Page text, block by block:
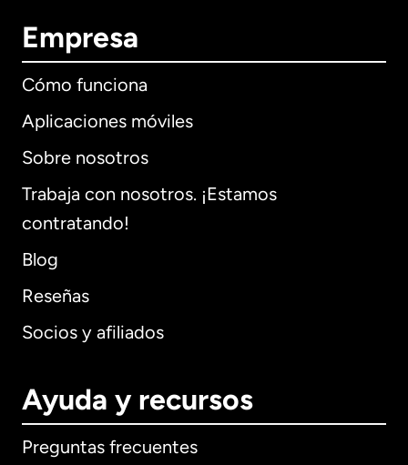
Empresa
Cómo funciona
Aplicaciones móviles
Sobre nosotros
Trabaja con nosotros. ¡Estamos
contratando!
Blog
Reseñas
Socios y afiliados
Ayuda y recursos
Preguntas frecuentes